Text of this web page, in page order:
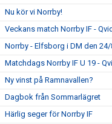
Nu kör vi Norrby!
Veckans match Norrby IF -
Norrby - Elfsborg i DM den 24/
Matchdags Norrby IF U 19 -
Ny vinst på Ramnavallen?
Dagbok från Sommarlägret
Härlig seger för Norrby IF